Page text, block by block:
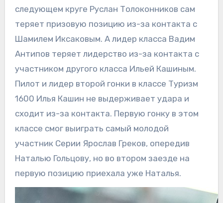
следующем круге Руслан Толоконников сам
теряет призовую позицию из-за контакта с
Шамилем Иксаковым. А лидер класса Вадим
Антипов теряет лидерство из-за контакта с
участником другого класса Ильей Кашиным.
Пилот и лидер второй гонки в классе Туризм
1600 Илья Кашин не выдерживает удара и
сходит из-за контакта. Первую гонку в этом
классе смог выиграть самый молодой
участник Серии Ярослав Греков, опередив
Наталью Гольцову, но во втором заезде на
первую позицию приехала уже Наталья.